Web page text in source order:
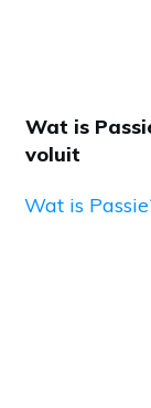
Wat is
voluit
Wat is